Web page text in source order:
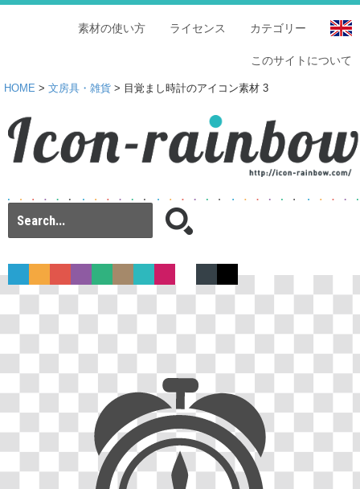
カテゴリー
ライセンス
素材の使い方
このサイトについて
HOME > 文房具・雑貨 > 目覚まし時計のアイコン素材 3